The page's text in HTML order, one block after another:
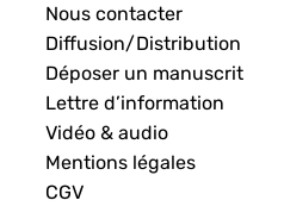
Nous contacter
Diffusion/Distribution
Déposer un manuscrit
Lettre d’information
Vidéo & audio
Mentions légales
CGV